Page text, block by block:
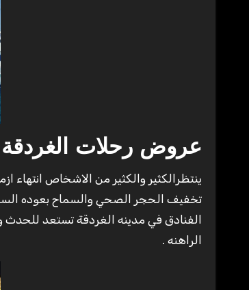
عروض رحلات الغردقة
الفنادق في مدينه الغردقة تستعد للحدث
الراهنه .